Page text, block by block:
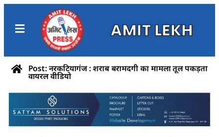
AMIT LEKH
Post: नरकटियागंज : शराब बरामदगी का मामला तूल पकड़ता
वायरल वीडियो